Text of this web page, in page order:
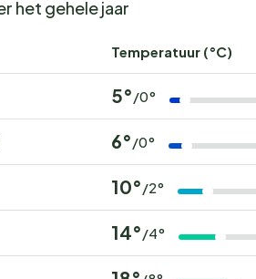
het gehele jaar
Temperatuur (°C)
5° /0°
6° /0°
10° /2°
14° /4°